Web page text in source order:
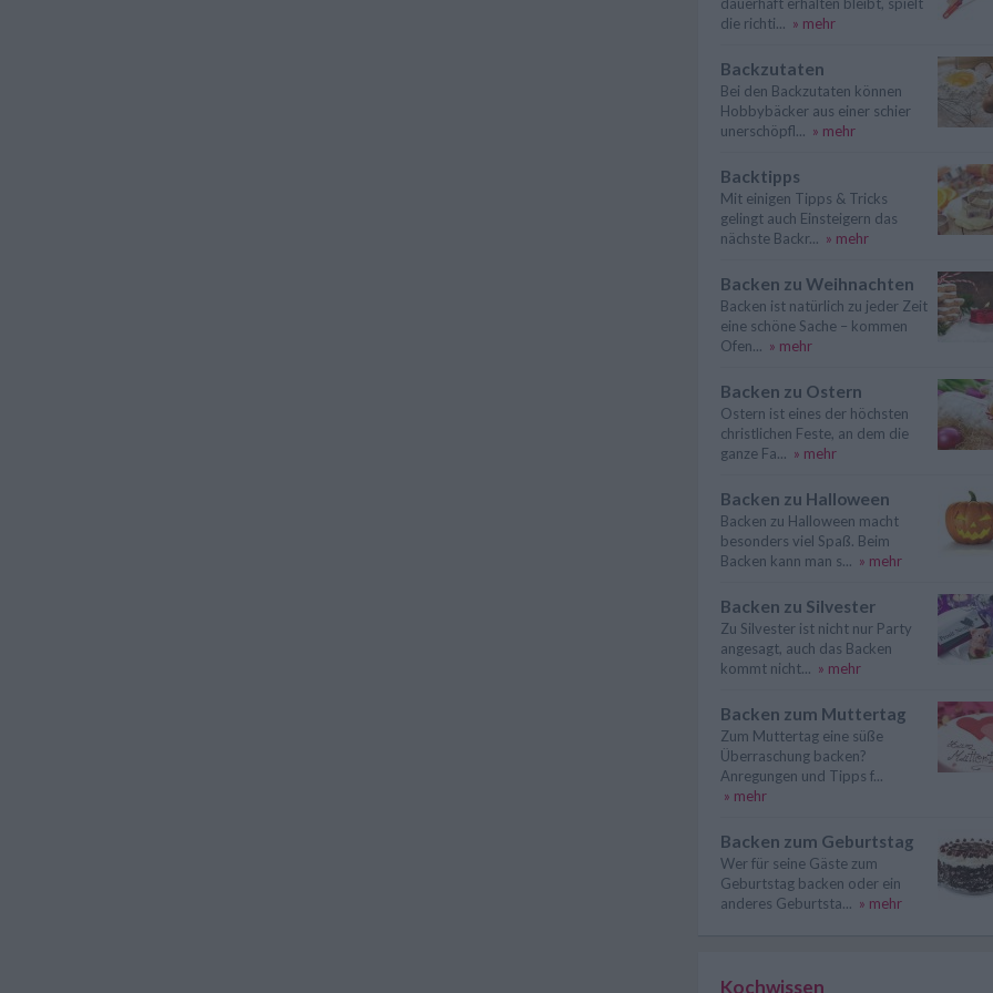
die richti... » mehr
Backzutaten
Bei den Backzutaten können
Hobbybäcker aus einer schier
unerschöpfl... » mehr
Backtipps
Mit einigen Tipps & Tricks
gelingt auch Einsteigern das
nächste Backr... » mehr
Backen zu Weihnachten
Backen ist natürlich zu jeder Zeit
eine schöne Sache – kommen
Ofen... » mehr
Backen zu Ostern
Ostern ist eines der höchsten
christlichen Feste, an dem die
ganze Fa... » mehr
Backen zu Halloween
Backen zu Halloween macht
besonders viel Spaß. Beim
Backen kann man s... » mehr
Backen zu Silvester
Zu Silvester ist nicht nur Party
angesagt, auch das Backen
kommt nicht... » mehr
Backen zum Muttertag
Zum Muttertag eine süße
Überraschung backen?
Anregungen und Tipps f...
» mehr
Backen zum Geburtstag
Wer für seine Gäste zum
Geburtstag backen oder ein
anderes Geburtsta... » mehr
Kochwissen